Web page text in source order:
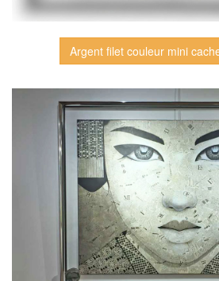
Argent filet couleur mini